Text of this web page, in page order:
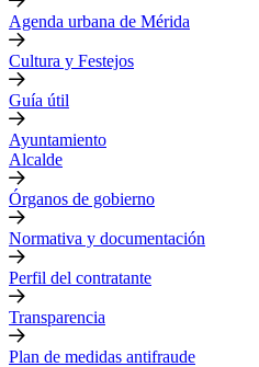
Agenda urbana de Mérida
Cultura y Festejos
Guía útil
Ayuntamiento
Alcalde
Órganos de gobierno
Normativa y documentación
Perfil del contratante
Transparencia
Plan de medidas antifraude